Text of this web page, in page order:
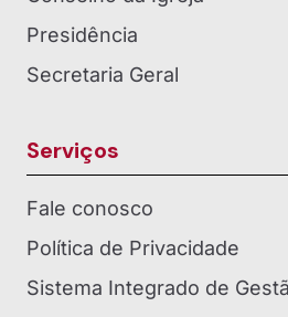
Presidência
Secretaria Geral
Serviços
Fale conosco
Política de Privacidade
Sistema Integrado de